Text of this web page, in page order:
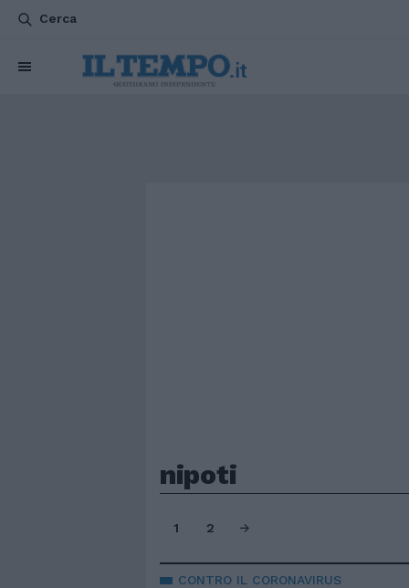
Cerca
nipoti
1 2
CONTRO IL CORONAVIRUS